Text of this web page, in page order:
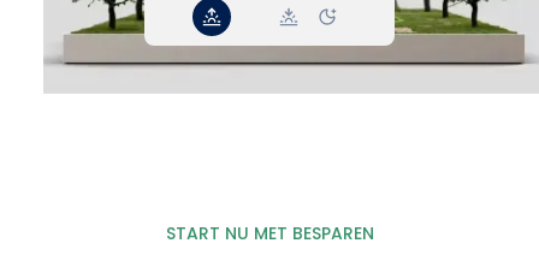
START NU MET BESPAREN